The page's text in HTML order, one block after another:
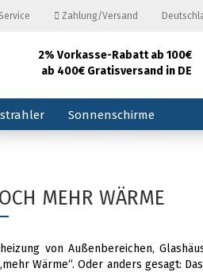
Zahlung/Versand
Lieferland
Konto erstellen
Passwort vergessen?
2% Vorkasse-Rabatt ab 100€
ab 400€ Gratisversand in DE
Sonnenschirme
MEHR WÄRME
von Außenbereichen,
Wärme“. Oder anders gesagt: